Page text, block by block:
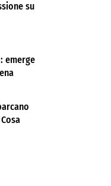
su
emerge